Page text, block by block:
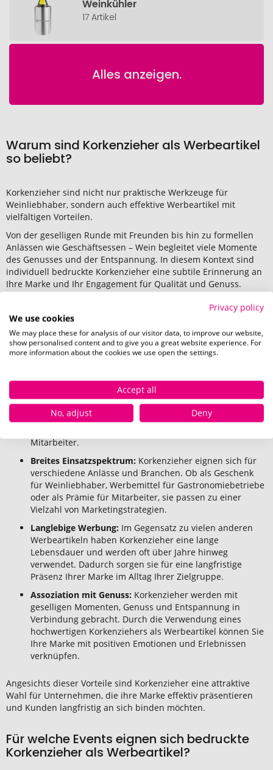
Weinkühler
17 Artikel
Alles anzeigen.
Warum sind Korkenzieher als Werbeartikel
so beliebt?
Korkenzieher sind nicht nur praktische Werkzeuge für
Weinliebhaber, sondern auch effektive Werbeartikel mit
vielfältigen Vorteilen.
Von der geselligen Runde mit Freunden bis hin zu formellen
Anlässen wie Geschäftsessen – Wein begleitet viele Momente
des Genusses und der Entspannung. In diesem Kontext sind
individuell bedruckte Korkenzieher eine subtile Erinnerung an
Ihre Marke und Ihr Engagement für Qualität und Genuss.
Korkenzieher sind ein praktisches
und nützliches Geschenk, das von Weinliebhabern
für das Öffnen von Weinflaschen und eignen sich daher
ideal als Werbegeschenk für Kunden und
Hohe Sichtbarkeit:Durch die Individualisierung mit
Ihrem Logo oder Ihrer Werbebotschaft erhalten
Korkenzieher eine hohe Sichtbarkeit. Jedes Mal, wenn der
Korkenzieher verwendet wird, wird Ihre Marke
Mitarbeiter.
Breites Einsatzspektrum: Korkenzieher eignen sich für
verschiedene Anlässe und Branchen. Ob als Geschenk
für Weinliebhaber, Werbemittel für Gastronomiebetriebe
oder als Prämie für Mitarbeiter, sie passen zu einer
Vielzahl von Marketingstrategien.
Langlebige Werbung: Im Gegensatz zu vielen anderen
Werbeartikeln haben Korkenzieher eine lange
Lebensdauer und werden oft über Jahre hinweg
verwendet. Dadurch sorgen sie für eine langfristige
Präsenz Ihrer Marke im Alltag Ihrer Zielgruppe.
Assoziation mit Genuss: Korkenzieher werden mit
geselligen Momenten, Genuss und Entspannung in
Verbindung gebracht. Durch die Verwendung eines
hochwertigen Korkenziehers als Werbeartikel können Sie
Ihre Marke mit positiven Emotionen und Erlebnissen
verknüpfen.
Angesichts dieser Vorteile sind Korkenzieher eine attraktive
Wahl für Unternehmen, die ihre Marke effektiv präsentieren
und Kunden langfristig an sich binden möchten.
Für welche Events eignen sich bedruckte
Korkenzieher als Werbeartikel?
Privacy policy
We use cookies
We may place these for analysis of our visitor data, to improve our website,
show personalised content and to give you a great website experience. For
more information about the cookies we use open the settings.
Accept all
No, adjust
Deny